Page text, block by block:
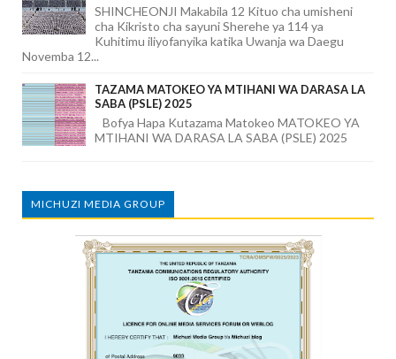
SHINCHEONJI Makabila 12 Kituo cha umisheni
cha Kikristo cha sayuni Sherehe ya 114 ya
Kuhitimu iliyofanyika katika Uwanja wa Daegu
Novemba 12...
TAZAMA MATOKEO YA MTIHANI WA DARASA LA
SABA (PSLE) 2025
Bofya Hapa Kutazama Matokeo MATOKEO YA
MTIHANI WA DARASA LA SABA (PSLE) 2025
MICHUZI MEDIA GROUP